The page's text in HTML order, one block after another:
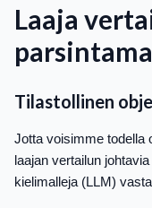
Laaja
Tilastollinen
Jotta voisimme todella
laajan vertailun
kielimalleja (LLM)